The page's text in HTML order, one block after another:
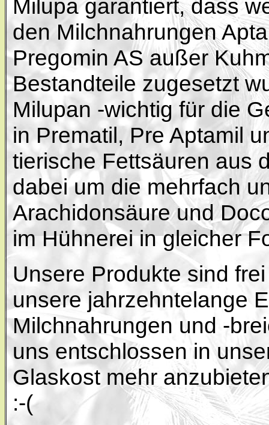
Milupa garantiert, dass
den Milchnahrungen
Pregomin AS außer
Bestandteile zugesetzt
Milupan -wichtig für die
in Prematil, Pre Aptamil
tierische Fettsäuren aus
dabei um die mehrfach
Arachidonsäure und
im Hühnerei in gleicher
Unsere Produkte sind
unsere jahrzehntelange
Milchnahrungen und -
uns entschlossen in
Glaskost mehr
:-(